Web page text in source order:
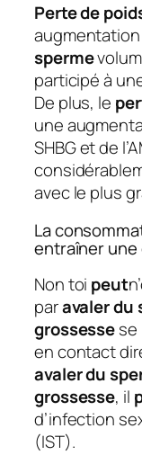
Perte de
sperme
participé à
De plus, le
une
SHBG et de
avec le plus
La
entraîner
Non toi peut
paravaler du
grossesse
en contact
avaler du
grossesse, il
d’infection
(IST).